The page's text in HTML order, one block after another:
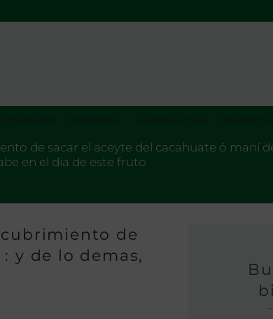
de sacar el aceyte del cacahuate ó maní
en el dia de este fruto
de
y de lo demas,